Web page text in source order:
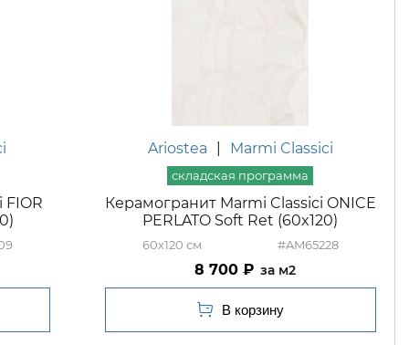
FIOR
Ariostea Marmi Classici
Керамогранит Marmi Classici ONICE
PERLATO Soft Ret (60x120)
60x120 #AM65228
8 700 м2